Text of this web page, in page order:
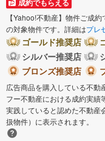
成約でもらえる
【Yahoo!不動産】物件ご成
の対象物件です。詳細はプレ
ゴールド推奨店
シルバー推奨店
ブロンズ推奨店
広告商品を購入している不動
フー不動産における成約実績
実践していると認めた不動産
扱物件）に表示されます。